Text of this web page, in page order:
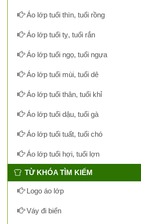
Áo lớp tuổi thìn, tuổi rồng
Áo lớp tuổi tỵ, tuổi rắn
Áo lớp tuổi ngọ, tuổi ngựa
Áo lớp tuổi mùi, tuổi dê
Áo lớp tuổi thân, tuổi khỉ
Áo lớp tuổi dậu, tuổi gà
Áo lớp tuổi tuất, tuổi chó
Áo lớp tuổi hợi, tuổi lợn
TỪ KHÓA TÌM KIẾM
Logo áo lớp
Váy đi biển